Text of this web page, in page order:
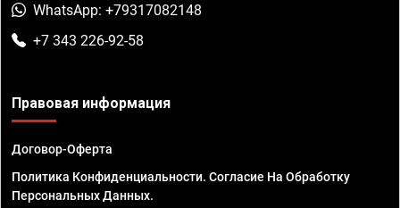
WhatsApp: +79317082148
+7 343 226-92-58
Правовая информация
Договор-Оферта
Политика Конфиденциальности. Согласие На Обработку
Персональных Данных.